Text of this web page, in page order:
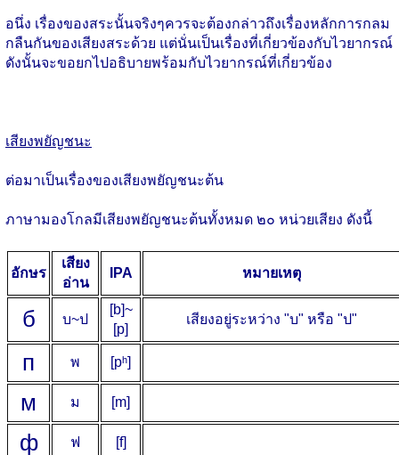
อนึ่ง เรื่องของสระนั้นจริงๆควรจะต้องกล่าวถึงเรื่องหลักการกลม
กลืนกันของเสียงสระด้วย แต่นั่นเป็นเรื่องที่เกี่ยวข้องกับไวยากรณ์
ดังนั้นจะขอยกไปอธิบายพร้อมกับไวยากรณ์ที่เกี่ยวข้อง
เสียงพยัญชนะ
ต่อมาเป็นเรื่องของเสียงพยัญชนะต้น
ภาษามองโกลมีเสียงพยัญชนะต้นทั้งหมด ๒๐ หน่วยเสียง ดังนี้
อักษร
เสียง
อ่าน
IPA หมายเหตุ
б บ~ป
[b]~
[p]
เสียงอยู่ระหว่าง "บ" หรือ "ป"
п พ [pʰ]
м ม [m]
ф ฟ [f]